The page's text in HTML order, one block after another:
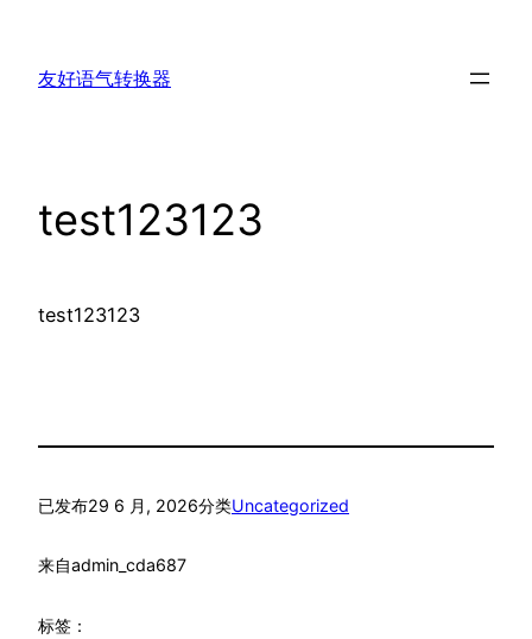
友好语气转换器
test123123
test123123
已发布29 6 月, 2026分类Uncategorized
来自admin_cda687
标签：